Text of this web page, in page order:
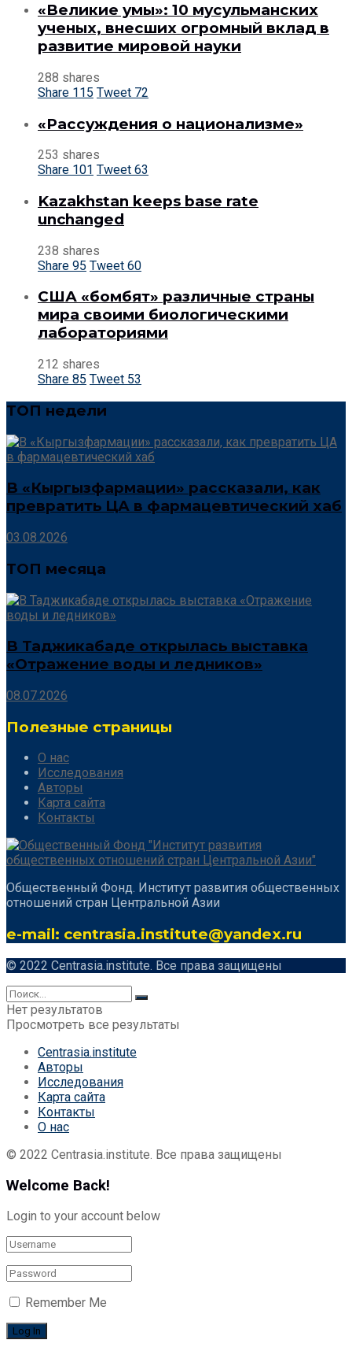
«Великие умы»: 10 мусульманских
ученых, внесших огромный вклад в
развитие мировой науки
288 shares
Share 115 Tweet 72
«Рассуждения о национализме»
253 shares
Share 101 Tweet 63
Kazakhstan keeps base rate
unchanged
238 shares
Share 95 Tweet 60
США «бомбят» различные страны
мира своими биологическими
лабораториями
212 shares
Share 85 Tweet 53
ТОП недели
В «Кыргызфармации» рассказали, как
превратить ЦА в фармацевтический хаб
03.08.2026
ТОП месяца
В Таджикабаде открылась выставка
«Отражение воды и ледников»
08.07.2026
Полезные страницы
О нас
Исследования
Авторы
Карта сайта
Контакты
Общественный Фонд. Институт развития общественных
отношений стран Центральной Азии
e-mail: centrasia.institute@yandex.ru
© 2022 Centrasia.institute. Все права защищены
Нет результатов
Просмотреть все результаты
Centrasia.institute
Авторы
Исследования
Карта сайта
Контакты
О нас
© 2022 Centrasia.institute. Все права защищены
Welcome Back!
Login to your account below
Remember Me